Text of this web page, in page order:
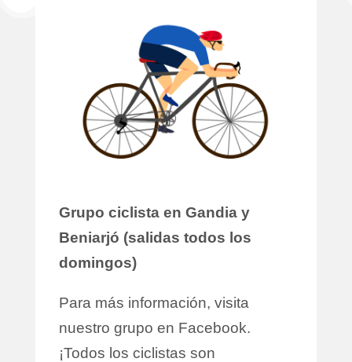
Grupo ciclista en Gandia y
Beniarjó (salidas todos los
domingos)
Para más información, visita
nuestro grupo en Facebook.
¡Todos los ciclistas son